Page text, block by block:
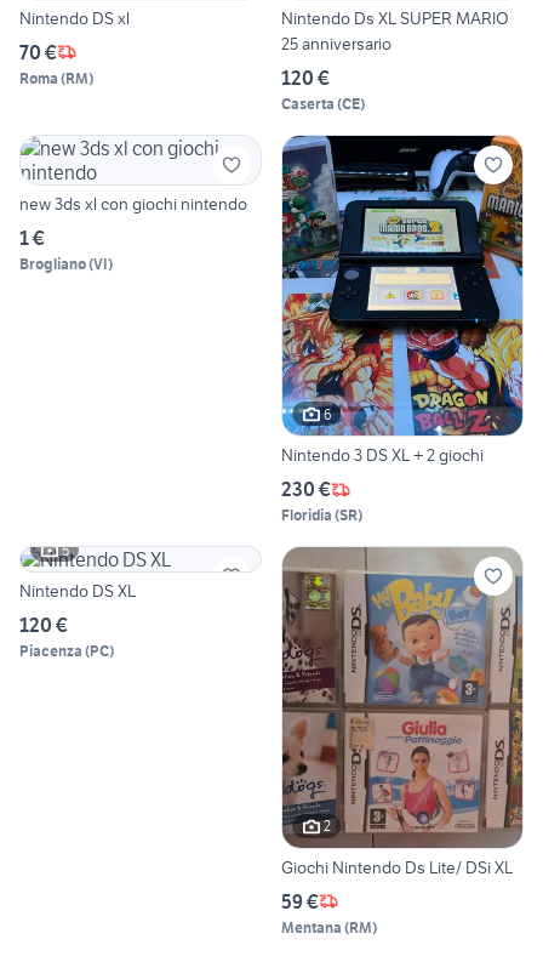
Nintendo DS xl
70 €
Roma (RM)
Nintendo Ds XL SUPER MARIO
25 anniversario
120 €
Caserta (CE)
new 3ds xl con giochi nintendo
1 €
Brogliano(VI)
6
Nintendo 3 DS XL + 2 giochi
230 €
Floridia (SR)
5
Nintendo DS XL
120 €
Piacenza (PC)
2
Giochi Nintendo Ds Lite/ DSi XL
59 €
Mentana (RM)